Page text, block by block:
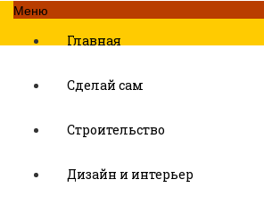
Меню
Главная
Сделай сам
Строительство
Дизайн и интерьер